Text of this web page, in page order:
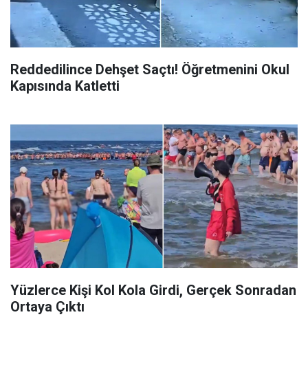
Reddedilince Dehşet Saçtı! Öğretmenini Okul
Kapısında Katletti
Yüzlerce Kişi Kol Kola Girdi, Gerçek Sonradan
Ortaya Çıktı